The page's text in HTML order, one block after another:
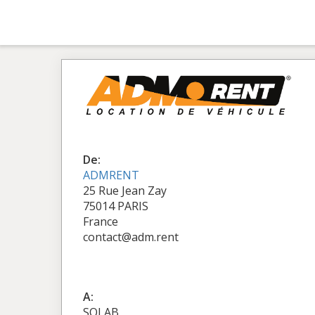
De:
ADMRENT
25 Rue Jean Zay
75014 PARIS
France
contact@adm.rent
A: